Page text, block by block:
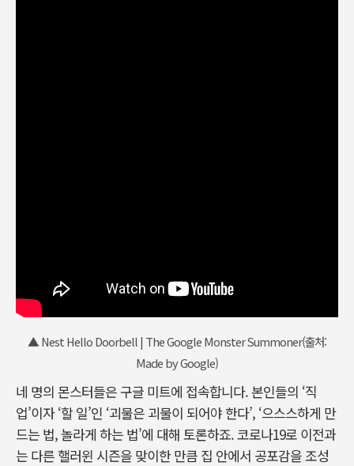
▲ Nest Hello Doorbell | The Google Monster Summoner(출처:
Made by Google)
네 명의 몬스터들은 구글 미트에 접속합니다. 본인들의 ‘직
업’이자 ‘할 일’인 ‘괴물은 괴물이 되어야 한다’, ‘으스스하게 만
드는 법, 놀라게 하는 법’에 대해 토론하죠. 코로나19로 이전과
는 다른 핼러윈 시즌을 맞이한 만큼 집 안에서 공포감을 조성